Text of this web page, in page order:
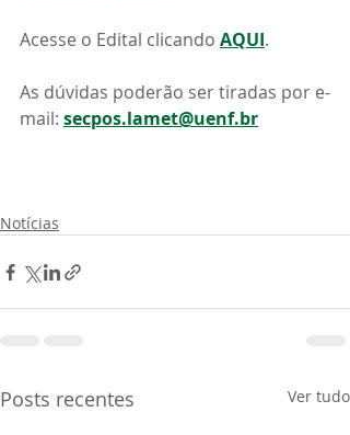
Acesse o Edital clicando AQUI.
As dúvidas poderão ser tiradas por e-
mail: secpos.lamet@uenf.br
Notícias
Posts recentes Ver tudo